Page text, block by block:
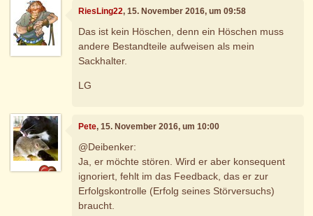
RiesLing22, 15. November 2016, um 09:58
Das ist kein Höschen, denn ein Höschen muss
andere Bestandteile aufweisen als mein
Sackhalter.
LG
Pete, 15. November 2016, um 10:00
@Deibenker:
Ja, er möchte stören. Wird er aber konsequent
ignoriert, fehlt im das Feedback, das er zur
Erfolgskontrolle (Erfolg seines Störversuchs)
braucht.